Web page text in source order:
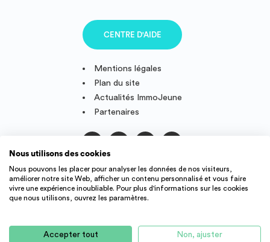
Mentions légales
Plan du site
Actualités ImmoJeune
Partenaires
CENTRE D'AIDE
Suivez-nous
France.
Des offres de logement étudiant et jeune actif dans toute la
Nous utilisons des cookies
Nous pouvons les placer pour analyser les données de nos visiteurs,
améliorer notre site Web, afficher un contenu personnalisé et vous faire
vivre une expérience inoubliable. Pour plus d'informations sur les cookies
que nous utilisons, ouvrez les paramètres.
Accepter tout Non, ajuster